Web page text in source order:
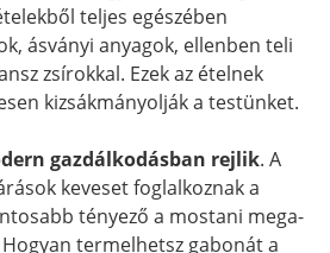
teljes egészében
ásványi anyagok, ellenben teli
zsírokkal. Ezek az ételnek
kizsákmányolják a testünket.
gazdálkodásban rejlik. A
keveset foglalkoznak a
tényező a mostani mega-
termelhetsz gabonát a